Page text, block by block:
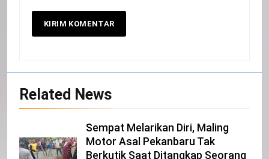
Related News
Sempat Melarikan Diri, Maling
Motor Asal Pekanbaru Tak
Berkutik Saat Ditangkap Seorang
Selamat Hari Kebangkitan Nasional
IKLAN